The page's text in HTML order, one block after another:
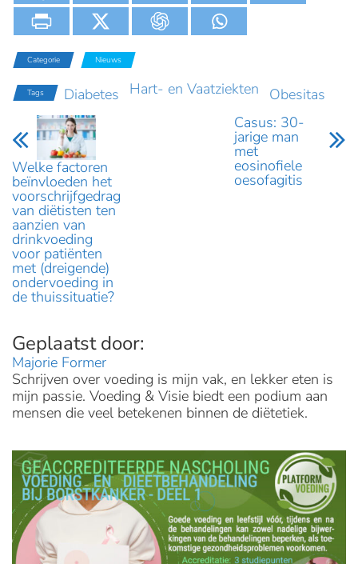
Categorie Nieuws
Tags Diabetes Hart- en Vaatziekten Obesitas
Welke factoren
beïnvloeden het
voorschrijfgedrag
van diëtisten ten
aanzien van
drinkvoeding
voor patiënten
met (dreigende)
ondervoeding in
de thuissituatie?
Casus: 30-
jarige man
met
eosinofiele
oesofagitis
Majorie Former
Schrijven over voeding is mijn vak, en lekker eten is
mijn passie. Voeding & Visie biedt een podium aan
mensen die veel betekenen binnen de diëtetiek.